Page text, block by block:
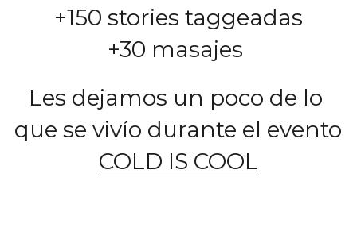
+150 stories taggeadas
+30 masajes
Les dejamos un poco de lo
COLD IS COOL